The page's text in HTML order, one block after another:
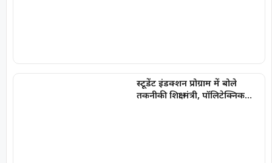
स्टूडेंट इंडक्शन प्रोग्राम में बोले
तकनीकी शिक्षा मंत्री, पॉलिटेक्निक